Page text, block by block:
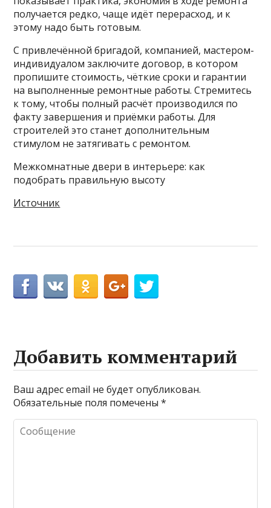
получается редко, чаще идёт перерасход, и к
этому надо быть готовым.
С привлечённой бригадой, компанией, мастером-
индивидуалом заключите договор, в котором
пропишите стоимость, чёткие сроки и гарантии
на выполненные ремонтные работы. Стремитесь
к тому, чтобы полный расчёт производился по
факту завершения и приёмки работы. Для
строителей это станет дополнительным
стимулом не затягивать с ремонтом.
Межкомнатные двери в интерьере: как
подобрать правильную высоту
Источник
Добавить комментарий
Ваш адрес email не будет опубликован.
Обязательные поля помечены*